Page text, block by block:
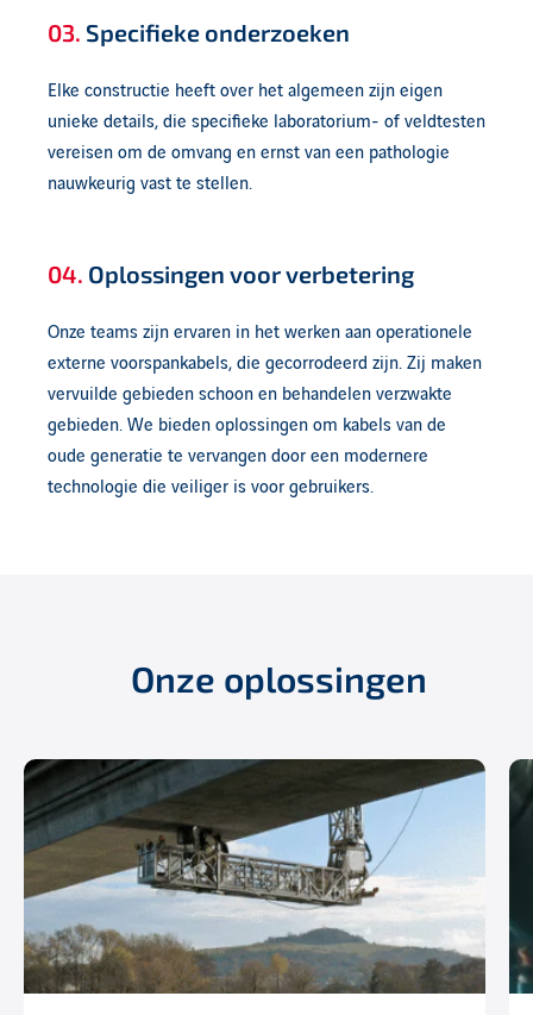
03. Specifieke onderzoeken
Elke constructie heeft over het algemeen zijn eigen
unieke details, die specifieke laboratorium- of veldtesten
vereisen om de omvang en ernst van een pathologie
nauwkeurig vast te stellen.
04. Oplossingen voor verbetering
Onze teams zijn ervaren in het werken aan operationele
externe voorspankabels, die gecorrodeerd zijn. Zij maken
vervuilde gebieden schoon en behandelen verzwakte
gebieden. We bieden oplossingen om kabels van de
oude generatie te vervangen door een modernere
technologie die veiliger is voor gebruikers.
Onze oplossingen